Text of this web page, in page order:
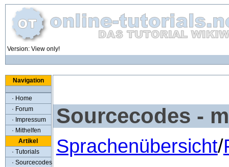
Version: View only!
Navigation
· Home
· Forum
· Impressum
· Mithelfen
Artikel
· Tutorials
· Sourcecodes
Sourcecodes -
Sprachenübersicht/